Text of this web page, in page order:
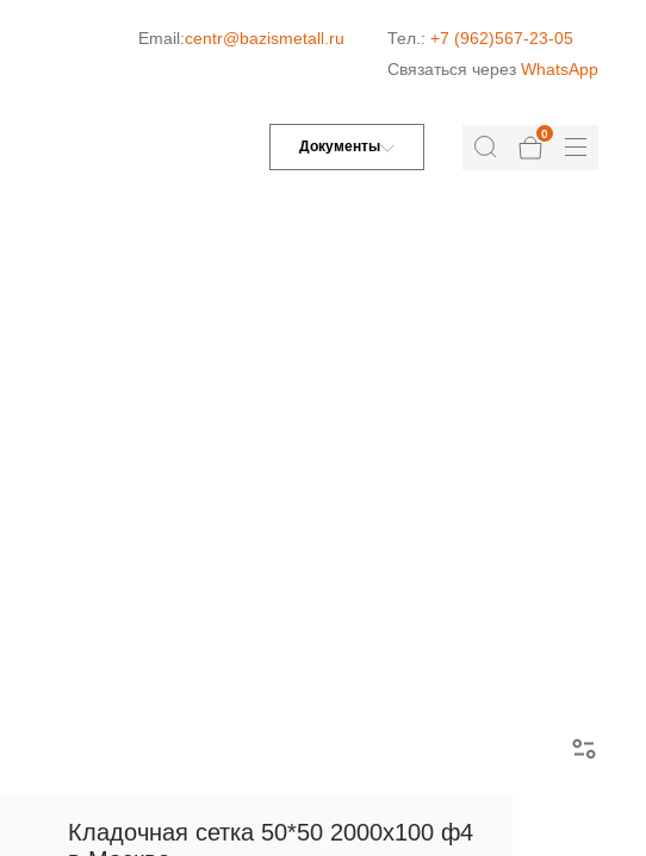
Email:centr@bazismetall.ru Тел.: +7 (962)567-23-05
Связаться через WhatsApp
Документы
0
Кладочная сетка 50*50 2000х100 ф4